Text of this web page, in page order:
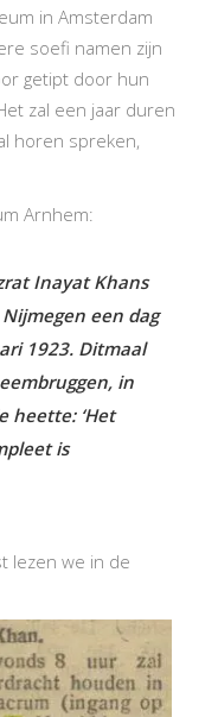
in Amsterdam
soefi namen zijn
getipt door hun
zal een jaar duren
horen spreken,
Arnhem:
Inayat Khans
een dag
1923. Ditmaal
in
heette: ‘Het
is
lezen we in de